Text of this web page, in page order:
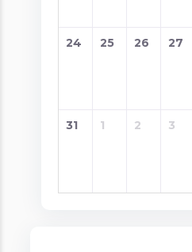
24 25 26 27
31 1 2 3